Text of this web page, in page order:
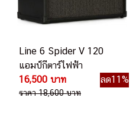
Line 6 Spider V 120
แอมป์กีตาร์ไฟฟ้า
16,500 บาท
ลด11%
ราคา 18,600 บาท